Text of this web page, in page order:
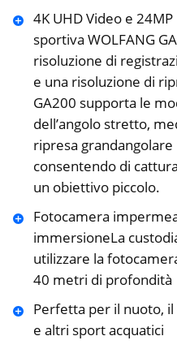
4K UHD Video e
sportiva WOLFANG
risoluzione di
e una risoluzione di
GA200 supporta le
dell’angolo stretto,
ripresa grandangolare
consentendo di
un obiettivo piccolo.
Fotocamera
immersioneLa
utilizzare la
40 metri di profondità
Perfetta per il nuoto,
e altri sport acquatici